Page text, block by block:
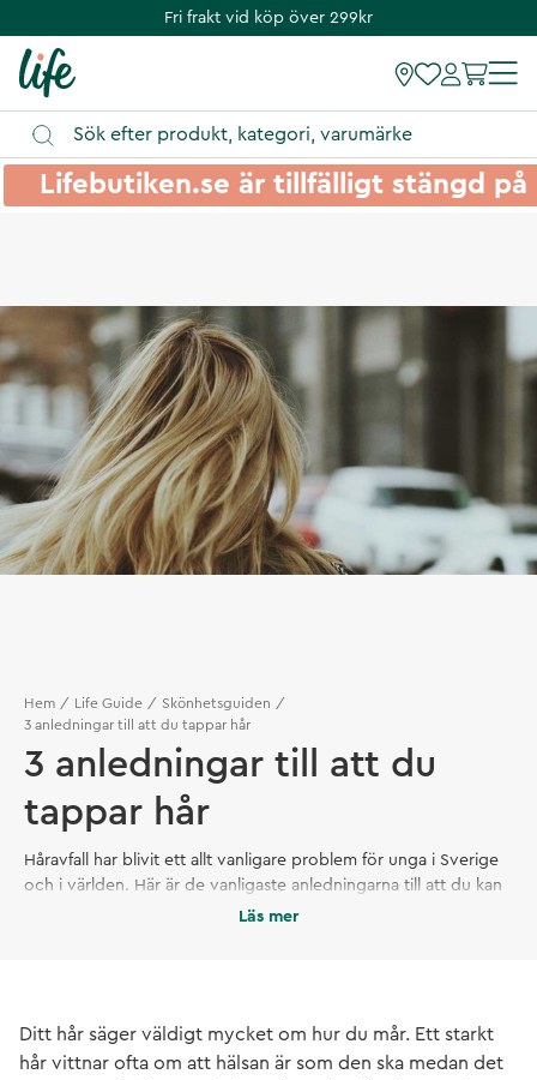
Fri frakt vid köp över 299kr
Lifebutiken.se är tillfälligt stängd
Hem Life Guide
Skönhetsguiden
3 anledningar till att du tappar hår
3 anledningar till att du
tappar hår
Håravfall har blivit ett allt vanligare problem för unga i Sverige
och i världen. Här är de vanligaste anledningarna till att du kan
börja tappa hår – och en lösning på problemet.
Läs mer
Ditt hår säger väldigt mycket om hur du mår. Ett starkt
hår vittnar ofta om att hälsan är som den ska medan det